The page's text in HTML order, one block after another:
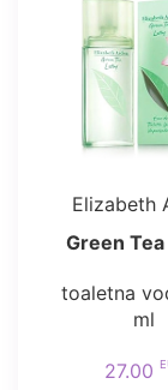
Elizabeth
Green
toaletna
ml
27.00